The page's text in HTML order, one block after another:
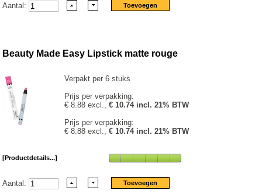
Aantal:
Beauty Made Easy Lipstick matte rouge
Verpakt per 6 stuks
Prijs per verpakking:
€ 8.88 excl.,€ 10.74 incl. 21% BTW
Prijs per verpakking:
€ 8.88 excl.,€ 10.74 incl. 21% BTW
[Productdetails...]
Aantal: